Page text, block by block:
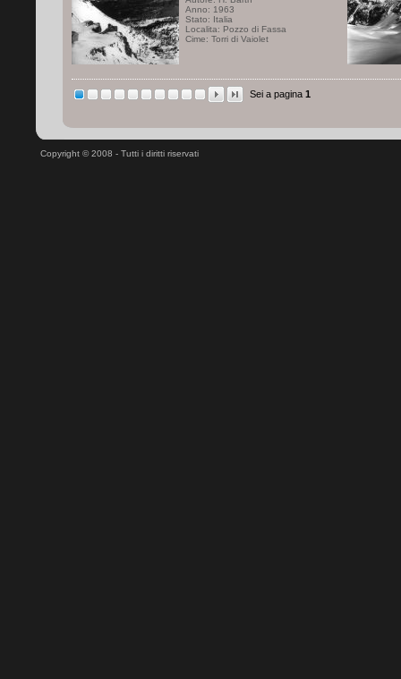
Anno: 1963
Stato: Italia
Localita: Pozzo di Fassa
Cime: Torri di Vaiolet
Sei a pagina 1
Copyright © 2008 - Tutti i diritti riservati